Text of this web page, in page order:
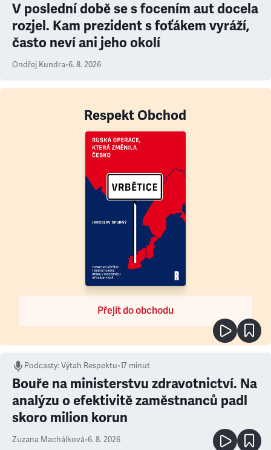
V poslední době se s focením aut docela
rozjel. Kam prezident s foťákem vyráží,
často neví ani jeho okolí
Ondřej Kundra•6. 8. 2026
Respekt Obchod
Přejít do obchodu
Podcasty:Výtah Respektu•17 minut
Bouře na ministerstvu zdravotnictví. Na
analýzu o efektivitě zaměstnanců padl
skoro milion korun
Zuzana Machálková•6. 8. 2026